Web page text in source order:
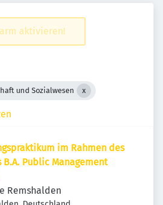
aktivieren!
und Sozialwesen
im Rahmen des
Public Management
Remshalden